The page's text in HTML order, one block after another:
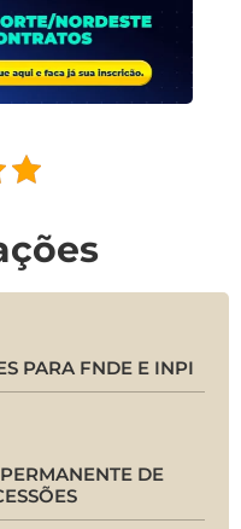
PARA FNDE E INPI
DE